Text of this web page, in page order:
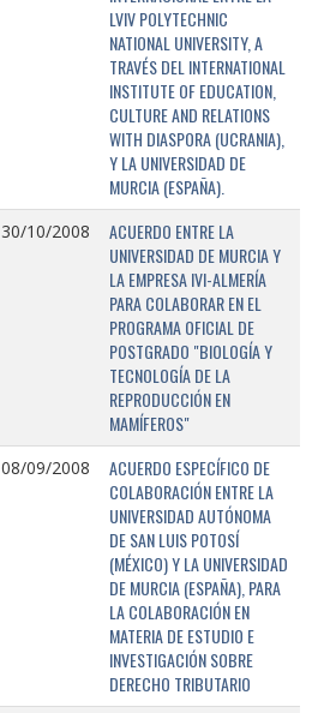
LVIV POLYTECHNIC
NATIONAL UNIVERSITY, A
TRAVÉS DEL INTERNATIONAL
INSTITUTE OF EDUCATION,
CULTURE AND RELATIONS
WITH DIASPORA (UCRANIA),
Y LA UNIVERSIDAD DE
MURCIA (ESPAÑA).
30/10/2008
ACUERDO ENTRE LA
UNIVERSIDAD DE MURCIA Y
LA EMPRESA IVI-ALMERÍA
PARA COLABORAR EN EL
PROGRAMA OFICIAL DE
POSTGRADO "BIOLOGÍA Y
TECNOLOGÍA DE LA
REPRODUCCIÓN EN
MAMÍFEROS"
08/09/2008
ACUERDO ESPECÍFICO DE
COLABORACIÓN ENTRE LA
UNIVERSIDAD AUTÓNOMA
DE SAN LUIS POTOSÍ
(MÉXICO) Y LA UNIVERSIDAD
DE MURCIA (ESPAÑA), PARA
LA COLABORACIÓN EN
MATERIA DE ESTUDIO E
INVESTIGACIÓN SOBRE
DERECHO TRIBUTARIO